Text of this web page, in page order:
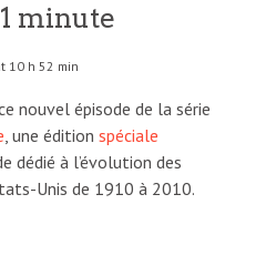
minute
10 h 52 min
nouvel épisode de la série
, une édition spéciale
dédié à l’évolution des
Unis de 1910 à 2010.